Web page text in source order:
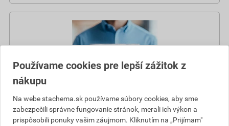
Používame cookies pre lepší zážitok z
nákupu
Na webe stachema.sk používame súbory cookies, aby sme
zabezpečili správne fungovanie stránok, merali ich výkon a
prispôsobili ponuky vašim záujmom. Kliknutím na „Prijímam"